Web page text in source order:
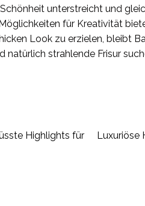
unterstreicht und
für Kreativität
Look zu erzielen, bleibt
natürlich strahlende Frisur
Highlights für
Luxuriöse